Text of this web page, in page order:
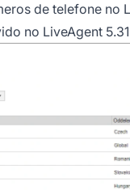
de telefone
no LiveAgent